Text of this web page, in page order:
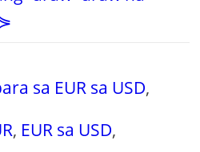
sa EUR sa USD,
, EUR sa USD,